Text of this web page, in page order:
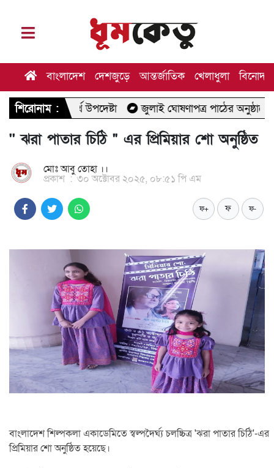
বাংলাদেশ দেশজুড়ে আন্তর্জাতিক খেলাধুলা বিনোদন
শিরোনাম :
উপদেষ্টা জুলাই ঘোষণাপত্র পাঠের অনুষ্ঠানে যাচ্ছেন মির্জা
'' ঝরা পাতার চিঠি " এর প্রিমিয়ার শো অনুষ্ঠিত
মোঃ আবু তোহা ।।
প্রকাশ :৩০ অক্টোবর ২০২৫, ০৮:৫১ পি এম
ফ+ ফ ফ-
বাংলাদেশ শিল্পকলা একাডেমিতে স্বল্পদৈর্ঘ্য চলচ্চিত্র 'ঝরা পাতার চিঠি'-এর
প্রিমিয়ার শো অনুষ্ঠিত হয়েছে।